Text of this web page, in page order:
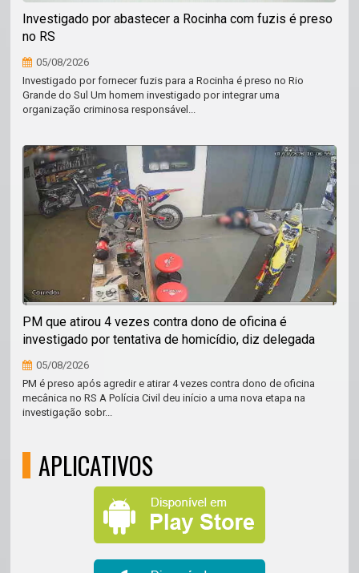
Investigado por abastecer a Rocinha com fuzis é preso
no RS
05/08/2026
Investigado por fornecer fuzis para a Rocinha é preso no Rio
Grande do Sul Um homem investigado por integrar uma
organização criminosa responsável...
PM que atirou 4 vezes contra dono de oficina é
investigado por tentativa de homicídio, diz delegada
05/08/2026
PM é preso após agredir e atirar 4 vezes contra dono de oficina
mecânica no RS A Polícia Civil deu início a uma nova etapa na
investigação sobr...
APLICATIVOS